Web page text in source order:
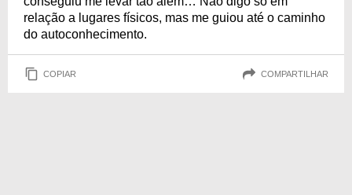
relação a lugares físicos, mas me guiou até o caminho
do autoconhecimento.
COPIAR COMPARTILHAR